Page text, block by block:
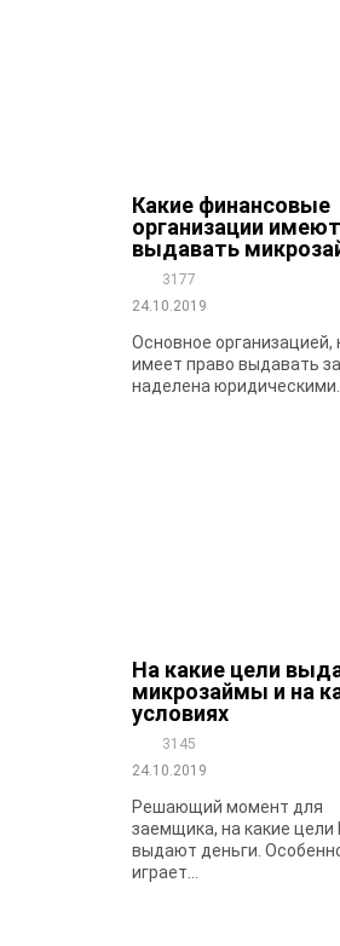
Какие финансовые
организации
выдавать
3177
24.10.2019
Основное организацией,
имеет право выдавать
наделена юридическими...
На какие цели
микрозаймы и на
условиях
3145
24.10.2019
Решающий момент для
заемщика, на какие
выдают деньги.
играет...